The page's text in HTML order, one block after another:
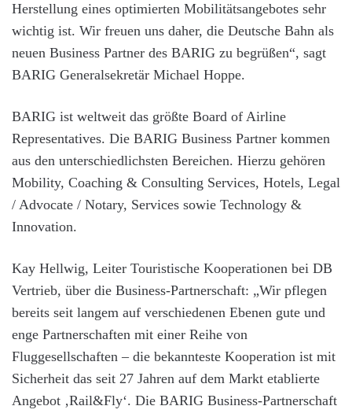
Herstellung eines optimierten Mobilitätsangebotes sehr
wichtig ist. Wir freuen uns daher, die Deutsche Bahn als
neuen Business Partner des BARIG zu begrüßen“, sagt
BARIG Generalsekretär Michael Hoppe.
BARIG ist weltweit das größte Board of Airline
Representatives. Die BARIG Business Partner kommen
aus den unterschiedlichsten Bereichen. Hierzu gehören
Mobility, Coaching & Consulting Services, Hotels, Legal
/ Advocate / Notary, Services sowie Technology &
Innovation.
Kay Hellwig, Leiter Touristische Kooperationen bei DB
Vertrieb, über die Business-Partnerschaft: „Wir pflegen
bereits seit langem auf verschiedenen Ebenen gute und
enge Partnerschaften mit einer Reihe von
Fluggesellschaften – die bekannteste Kooperation ist mit
Sicherheit das seit 27 Jahren auf dem Markt etablierte
Angebot ‚Rail&Fly‘. Die BARIG Business-Partnerschaft